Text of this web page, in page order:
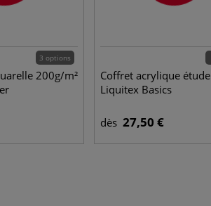
3 options
200g/m²
Coffret acrylique étude
Liquitex Basics
dès 27,50 €